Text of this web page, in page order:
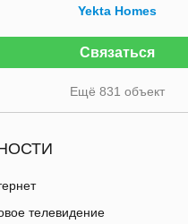
Yekta Homes
Связаться
Ещё 831 объект
телевидение